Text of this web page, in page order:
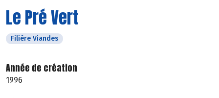
Le Pré Vert
Filière Viandes
Année de création
1996